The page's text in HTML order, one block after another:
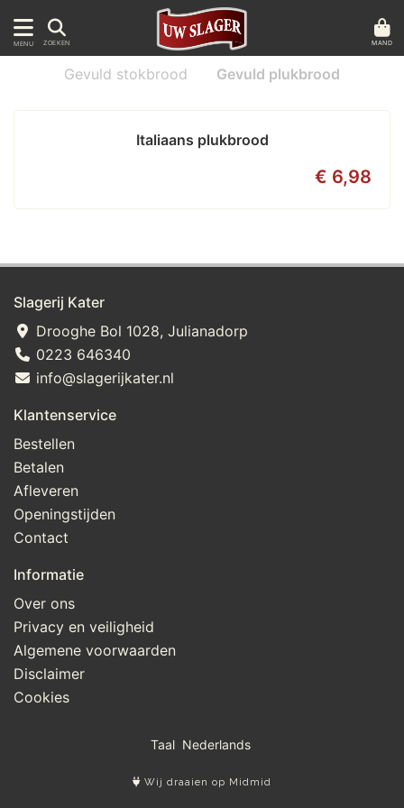
MENU ZOEKEN MAND
Gevuld stokbrood Gevuld plukbrood
Italiaans plukbrood
€ 6,98
Slagerij Kater
Drooghe Bol 1028, Julianadorp
0223 646340
info@slagerijkater.nl
Klantenservice
Bestellen
Betalen
Afleveren
Openingstijden
Contact
Informatie
Over ons
Privacy en veiligheid
Algemene voorwaarden
Disclaimer
Cookies
Taal
Wij draaien op Midmid